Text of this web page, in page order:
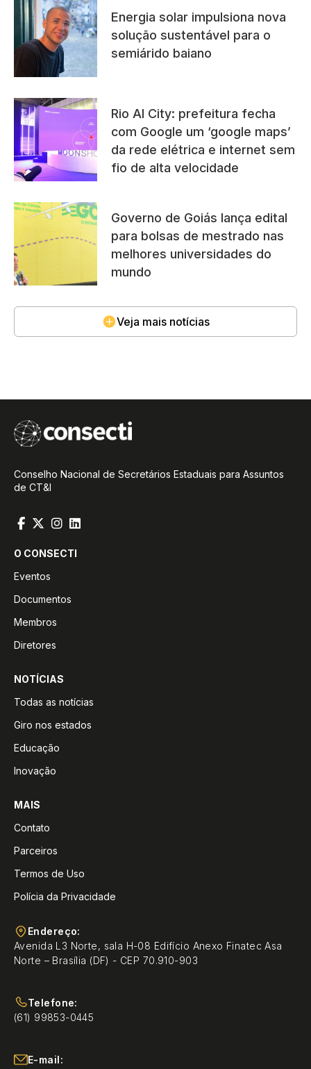
Energia solar impulsiona nova
solução sustentável para o
semiárido baiano
Rio AI City: prefeitura fecha
com Google um ‘google maps’
da rede elétrica e internet sem
fio de alta velocidade
Governo de Goiás lança edital
para bolsas de mestrado nas
melhores universidades do
mundo
Veja mais notícias
Conselho Nacional de Secretários Estaduais para Assuntos
de CT&I
O CONSECTI
Eventos
Documentos
Membros
Diretores
NOTÍCIAS
Todas as notícias
Giro nos estados
Educação
Inovação
MAIS
Contato
Parceiros
Termos de Uso
Polícia da Privacidade
Endereço:
Avenida L3 Norte, sala H-08 Edifício Anexo Finatec Asa
Norte – Brasília (DF) - CEP 70.910-903
Telefone:
(61) 99853-0445
E-mail: